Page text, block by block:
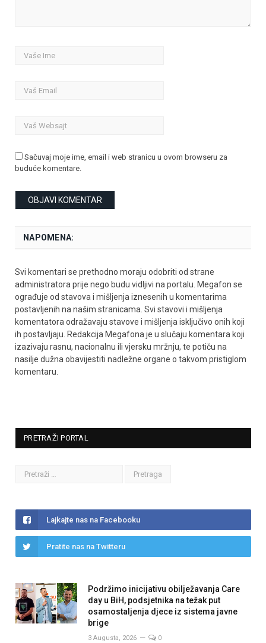
Sačuvaj moje ime, email i web stranicu u ovom browseru za
buduće komentare.
NAPOMENA:
Svi komentari se prethodno moraju odobriti od strane
administratora prije nego budu vidljivi na portalu. Megafon se
ograđuje od stavova i mišljenja iznesenih u komentarima
postavljenih na našim stranicama. Svi stavovi i mišljenja
komentatora odražavaju stavove i mišljenja isključivo onih koji
ih postavljaju. Redakcija Megafona je u slučaju komentara koji
izazivaju rasnu, nacionalnu ili vjersku mržnju, te potiču na
nasilje dužna obavijestiti nadležne organe o takvom pristiglom
komentaru.
PRETRAŽI PORTAL
Lajkajte nas na Facebooku
Pratite nas na Twitteru
Podržimo inicijativu obilježavanja Care
day u BiH, podsjetnika na težak put
osamostaljenja djece iz sistema javne
brige
3 Augusta, 2026 0